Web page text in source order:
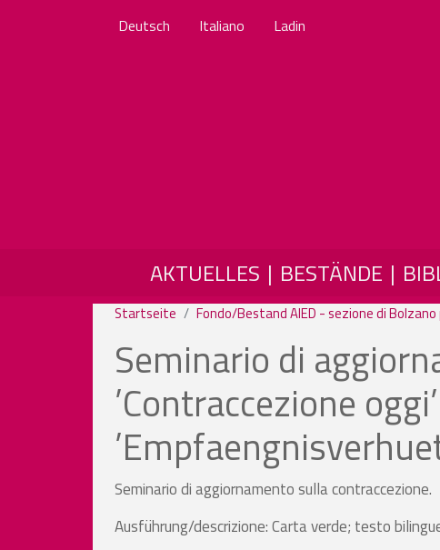
Deutsch Italiano Ladin
MAIN NAVIGATION
AKTUELLES BESTÄNDE
Startseite Fondo/Bestand AIED - sezione di
Seminario di
’Contraccezione
Seminario di aggiornamento sulla contraccezione.
Ausführung/descrizione: Carta verde; testo